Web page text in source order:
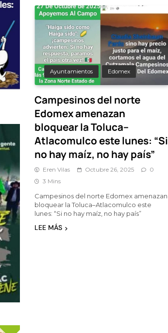
Ayuntamientos Edomex
Campesinos del norte
Edomex amenazan
bloquear la Toluca–
Atlacomulco este lunes: “Si
no hay maíz, no hay país”
Eren Vilas Octubre 26, 2025
0
3 Mins
Campesinos del norte Edomex amenazan
bloquear la Toluca–Atlacomulco este
lunes: “Si no hay maíz, no hay país”
LEE MÁS